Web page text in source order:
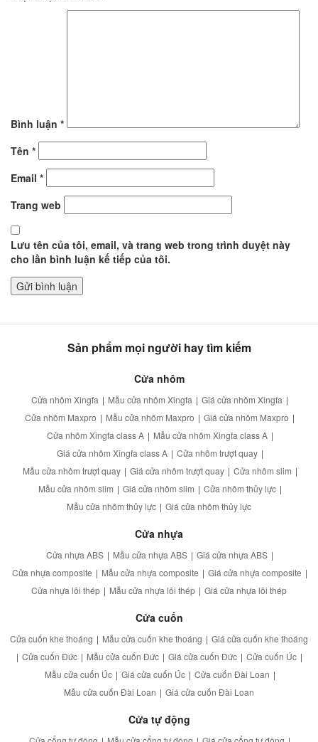
Bình luận *
Tên *
Email *
Trang web
Lưu tên của tôi, email, và trang web trong trình duyệt này
cho lần bình luận kế tiếp của tôi.
Sản phẩm mọi người hay tìm kiếm
Cửa nhôm
Cửa nhôm Xingfa | Mẫu cửa nhôm Xingfa | Giá cửa nhôm Xingfa |
Cửa nhôm Maxpro | Mẫu cửa nhôm Maxpro | Giá cửa nhôm Maxpro |
Cửa nhôm Xingfa class A | Mẫu cửa nhôm Xingfa class A |
Giá cửa nhôm Xingfa class A | Cửa nhôm trượt quay |
Mẫu cửa nhôm trượt quay | Giá cửa nhôm trượt quay | Cửa nhôm slim |
Mẫu cửa nhôm slim | Giá cửa nhôm slim | Cửa nhôm thủy lực |
Mẫu cửa nhôm thủy lực | Giá cửa nhôm thủy lực
Cửa nhựa
Cửa nhựa ABS | Mẫu cửa nhựa ABS | Giá cửa nhựa ABS |
Cửa nhựa composite | Mẫu cửa nhựa composite | Giá cửa nhựa composite |
Cửa nhựa lõi thép | Mẫu cửa nhựa lõi thép | Giá cửa nhựa lõi thép
Cửa cuốn
Cửa cuốn khe thoáng | Mẫu cửa cuốn khe thoáng | Giá cửa cuốn khe thoáng
| Cửa cuốn Đức | Mẫu cửa cuốn Đức | Giá cửa cuốn Đức | Cửa cuốn Úc |
Mẫu cửa cuốn Úc | Giá cửa cuốn Úc | Cửa cuốn Đài Loan |
Mẫu cửa cuốn Đài Loan | Giá cửa cuốn Đài Loan
Cửa tự động